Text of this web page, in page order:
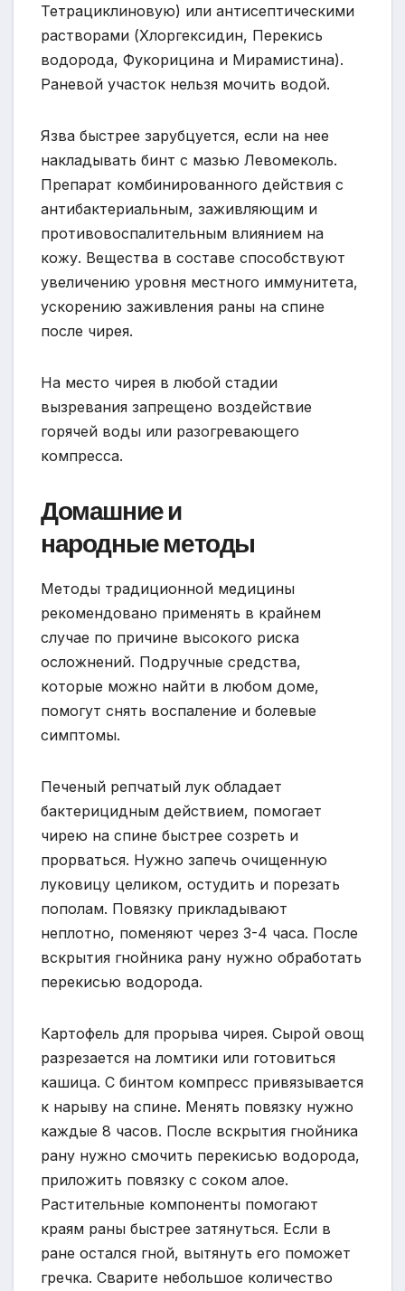
Тетрациклиновую) или антисептическими
растворами (Хлоргексидин, Перекись
водорода, Фукорицина и Мирамистина).
Раневой участок нельзя мочить водой.
Язва быстрее зарубцуется, если на нее
накладывать бинт с мазью Левомеколь.
Препарат комбинированного действия с
антибактериальным, заживляющим и
противовоспалительным влиянием на
кожу. Вещества в составе способствуют
увеличению уровня местного иммунитета,
ускорению заживления раны на спине
после чирея.
На место чирея в любой стадии
вызревания запрещено воздействие
горячей воды или разогревающего
компресса.
Домашние и
народные методы
Методы традиционной медицины
рекомендовано применять в крайнем
случае по причине высокого риска
осложнений. Подручные средства,
которые можно найти в любом доме,
помогут снять воспаление и болевые
симптомы.
Печеный репчатый лук обладает
бактерицидным действием, помогает
чирею на спине быстрее созреть и
прорваться. Нужно запечь очищенную
луковицу целиком, остудить и порезать
пополам. Повязку прикладывают
неплотно, поменяют через 3-4 часа. После
вскрытия гнойника рану нужно обработать
перекисью водорода.
Картофель для прорыва чирея. Сырой овощ
разрезается на ломтики или готовиться
кашица. С бинтом компресс привязывается
к нарыву на спине. Менять повязку нужно
каждые 8 часов. После вскрытия гнойника
рану нужно смочить перекисью водорода,
приложить повязку с соком алое.
Растительные компоненты помогают
краям раны быстрее затянуться. Если в
ране остался гной, вытянуть его поможет
гречка. Сварите небольшое количество